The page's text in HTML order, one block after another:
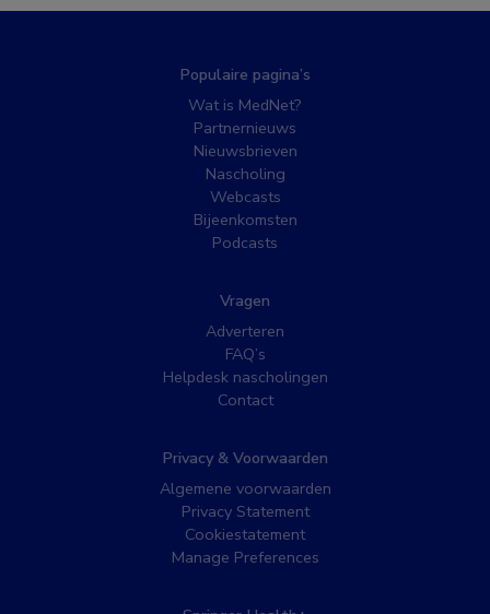
Populaire pagina’s
Wat is MedNet?
Partnernieuws
Nieuwsbrieven
Nascholing
Webcasts
Bijeenkomsten
Podcasts
Vragen
Adverteren
FAQ’s
Helpdesk nascholingen
Contact
Privacy & Voorwaarden
Algemene voorwaarden
Privacy Statement
Cookiestatement
Manage Preferences